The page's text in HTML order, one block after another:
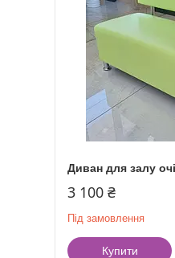
Диван для залу
3 100 ₴
Під замовлення
Купити